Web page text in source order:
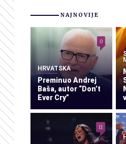
NAJNOVIJE
HRVATSKA
Preminuo Andrej
Baša, autor “Don’t
Ever Cry”
0
11